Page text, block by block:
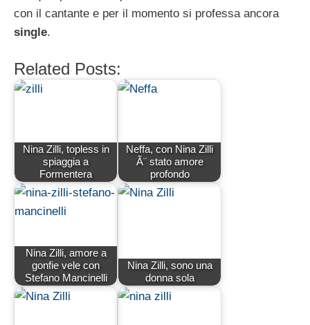
con il cantante e per il momento si professa ancora
single.
Related Posts:
Nina Zilli, topless in
spiaggia a
Formentera
Neffa, con Nina Zilli
Ã¨ stato amore
profondo
Nina Zilli, amore a
gonfie vele con
Stefano Mancinelli
Nina Zilli, sono una
donna sola